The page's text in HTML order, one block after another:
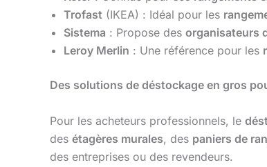
Trofast (IKEA) : Idéal pour les
Sistema : Propose des organisateurs
Leroy Merlin : Une référence pour les
Des solutions de déstockage en gros
Pour les acheteurs professionnels, le
des étagères murales, des paniers de
des entreprises ou des revendeurs.